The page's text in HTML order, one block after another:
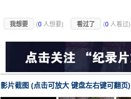
我想要 (0 人想要) 看过了 (0 人看过
影片截图 (点击可放大 键盘左右键可翻页)